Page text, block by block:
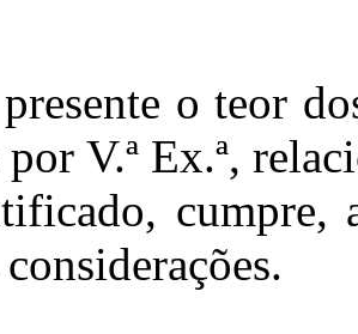
o teor
V.ª Ex.ª,
cumpre,